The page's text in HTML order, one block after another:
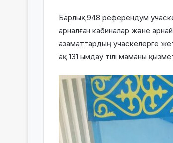
Барлық 948 референдум
арналған кабиналар және
азаматтардың учаскелерге
ақ 131 ымдау тілі маманы